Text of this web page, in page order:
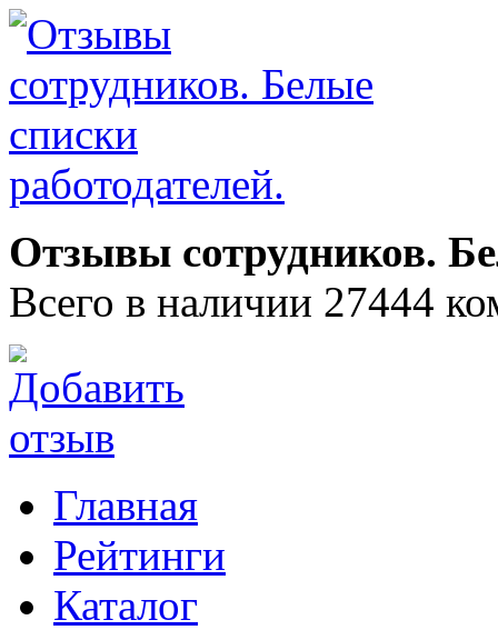
Отзывы сотрудников.
Всего в наличии 27444
Главная
Рейтинги
Каталог